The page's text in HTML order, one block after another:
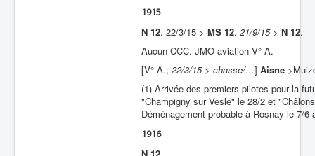
1915
N 12. 22/3/15 > MS 12. 21/9/15> N 12.
Aucun CCC. JMO aviation V° A.
[V° A.; 22/3/15 > chasse/…] Aisne >
(1) Arrivée des premiers pilotes pour la
"Champigny sur Vesle" le 28/2 et
Déménagement probable à Rosnay le 7/
1916